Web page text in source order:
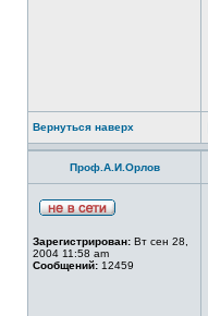
Вернуться наверх
Проф.А.И.Орлов
Зарегистрирован: Вт сен 28,
2004 11:58 am
Сообщений: 12459